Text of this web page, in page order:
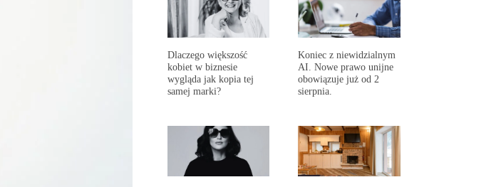
Dlaczego większość
kobiet w biznesie
wygląda jak kopia tej
samej marki?
Koniec z niewidzialnym
AI. Nowe prawo unijne
obowiązuje już od 2
sierpnia.